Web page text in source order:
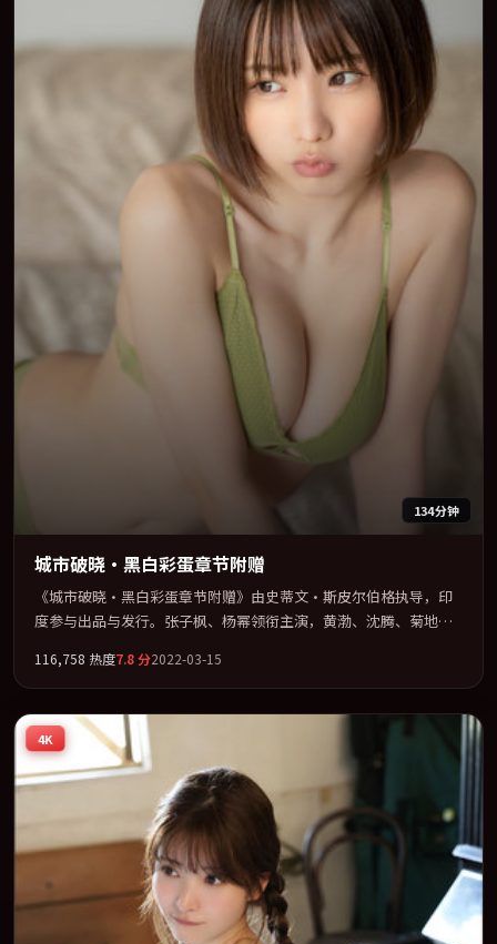
134分钟
城市破晓·黑白彩蛋章节附赠
《城市破晓·黑白彩蛋章节附赠》由史蒂文·斯皮尔伯格执导，印
度参与出品与发行。张子枫、杨幂领衔主演，黄渤、沈腾、菊地凛
以「喜剧」类型为骨架，在叙事、表演与视听上力求统一。定于
2022-09-13 在内地院线及主流平台同步亮相，2022 年度话题片中口
碑稳健，适合喜欢强情节与人物弧光的观众完整观看。
116,758 热度7.8分2022-03-15
4K